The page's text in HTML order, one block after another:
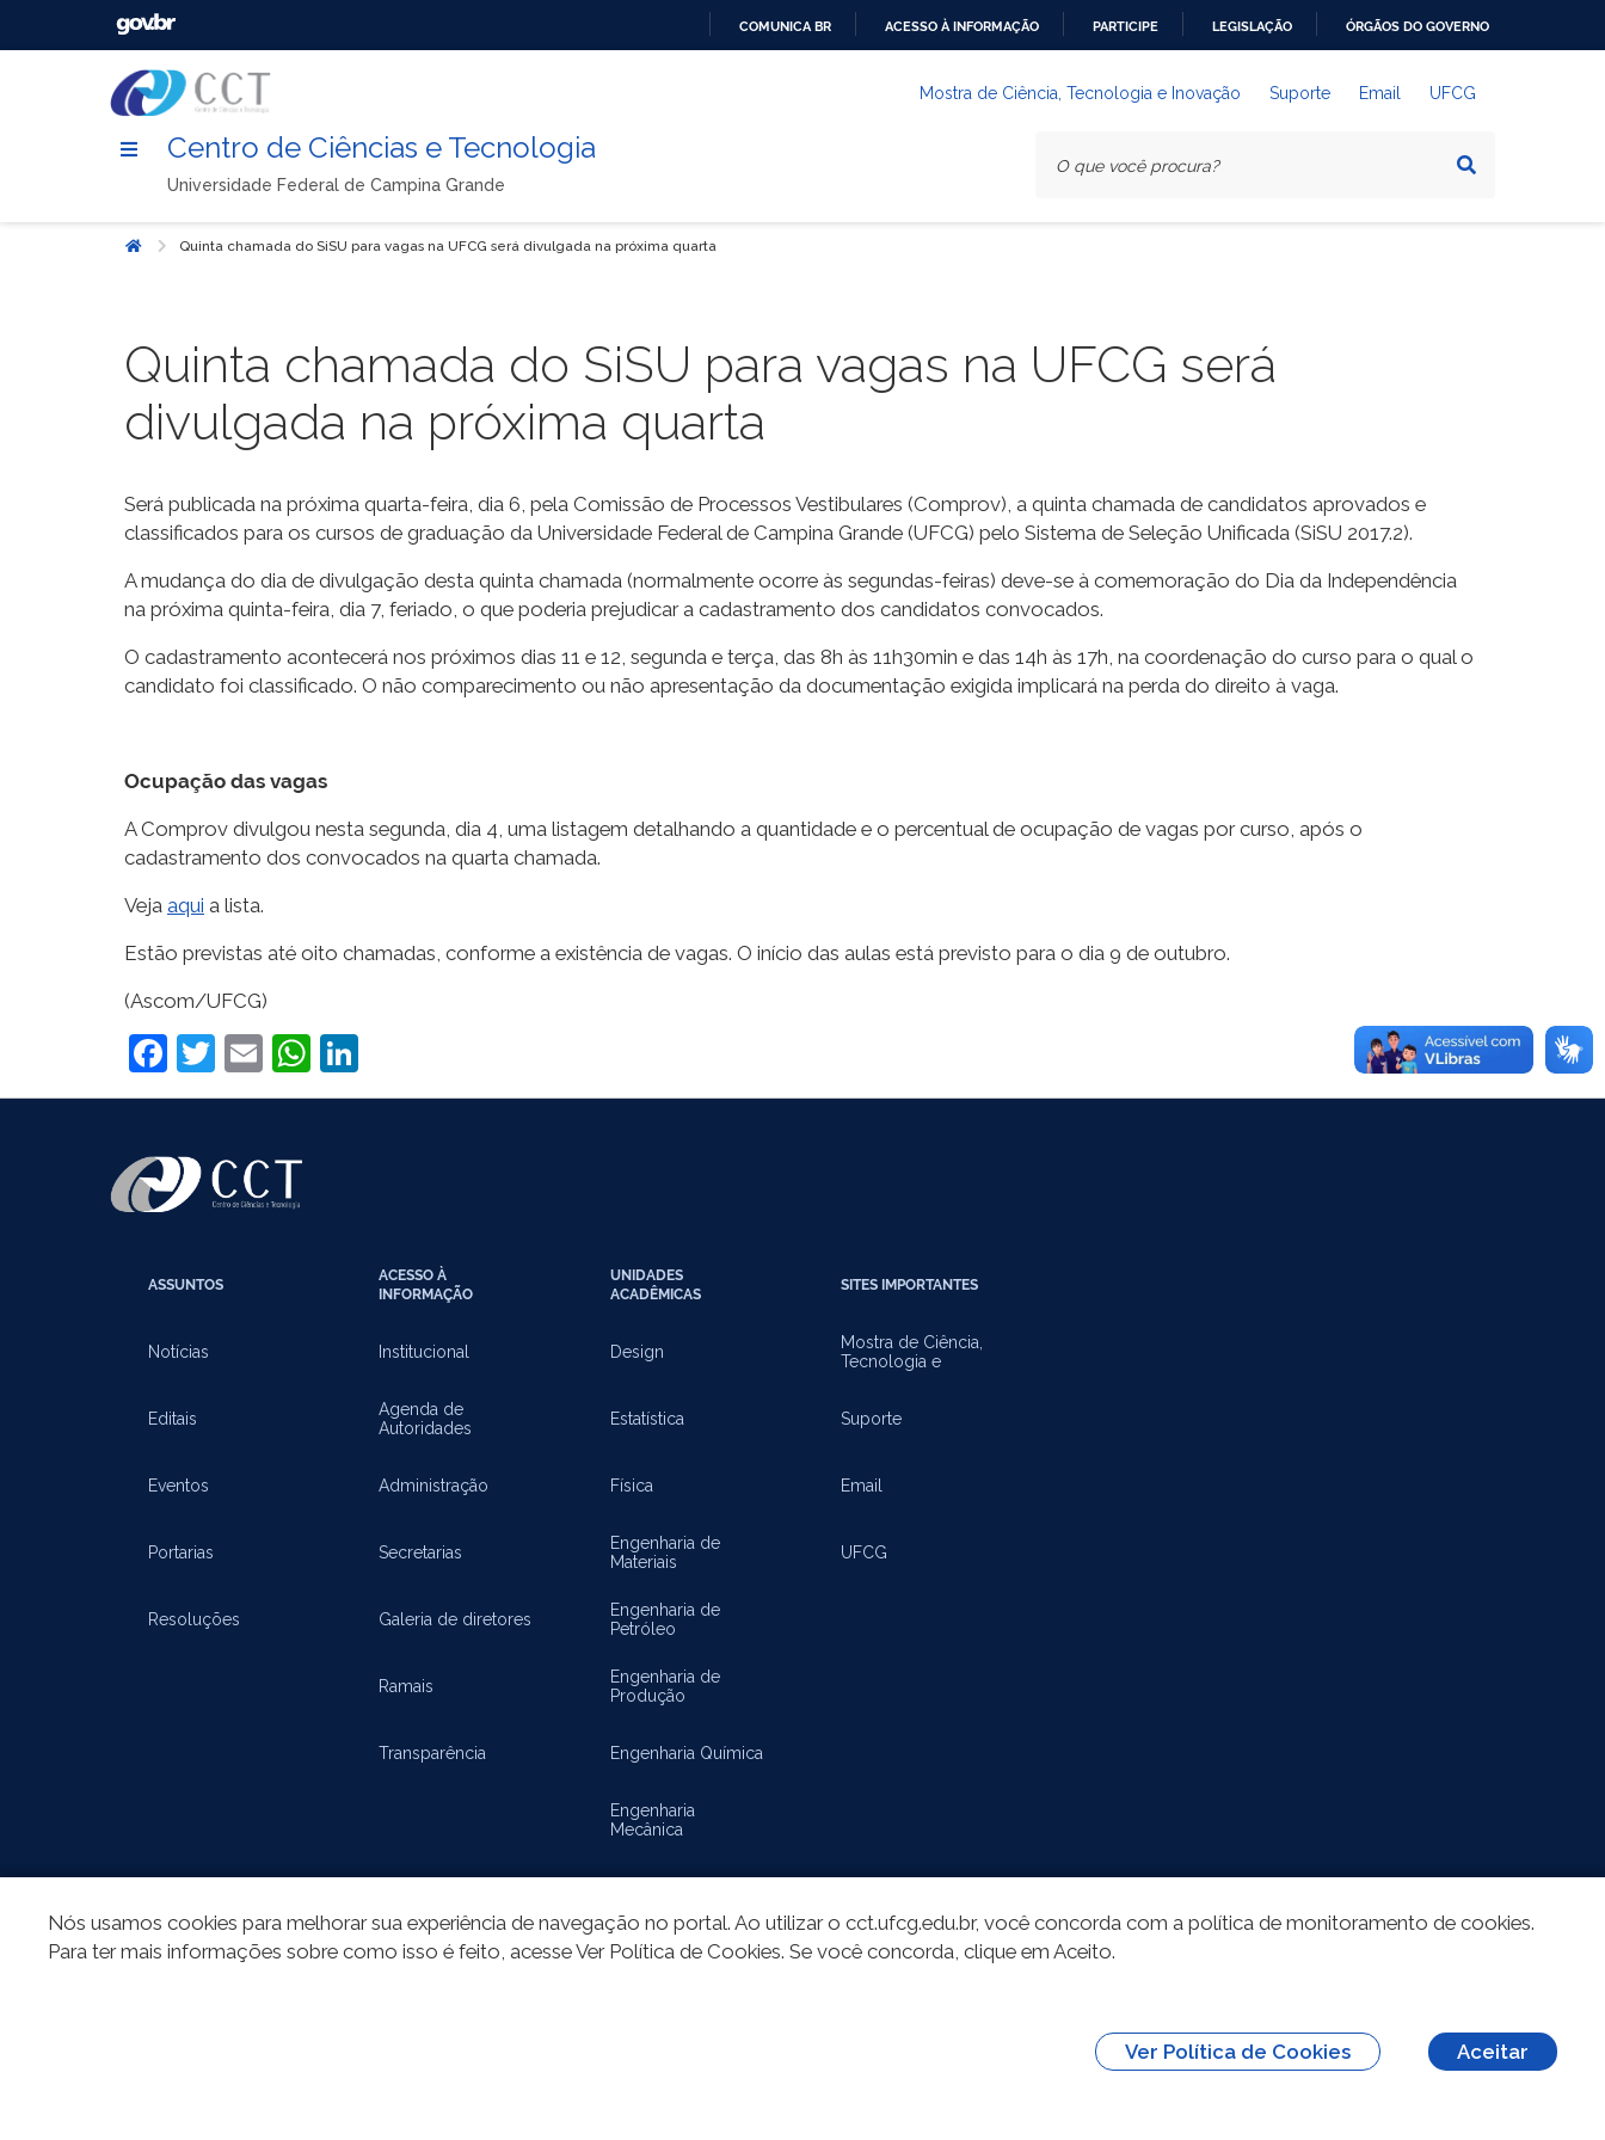
COMUNICA BR ACESSO À INFORMAÇÃO PARTICIPE LEGISLAÇÃO ÓRGÃOS DO GOVERNO
Mostra de Ciência, Tecnologia e Inovação Suporte Email UFCG
Centro de Ciências e Tecnologia
Universidade Federal de Campina Grande
Início Quinta chamada do SiSU para vagas na UFCG será divulgada na próxima quarta
Quinta chamada do SiSU para vagas na UFCG será
divulgada na próxima quarta
Será publicada na próxima quarta-feira, dia 6, pela Comissão de Processos Vestibulares (Comprov), a quinta chamada de candidatos aprovados e
classificados para os cursos de graduação da Universidade Federal de Campina Grande (UFCG) pelo Sistema de Seleção Unificada (SiSU 2017.2).
A mudança do dia de divulgação desta quinta chamada (normalmente ocorre às segundas-feiras) deve-se à comemoração do Dia da Independência
na próxima quinta-feira, dia 7, feriado, o que poderia prejudicar a cadastramento dos candidatos convocados.
O cadastramento acontecerá nos próximos dias 11 e 12, segunda e terça, das 8h às 11h30min e das 14h às 17h, na coordenação do curso para o qual o
candidato foi classificado. O não comparecimento ou não apresentação da documentação exigida implicará na perda do direito à vaga.
Ocupação das vagas
A Comprov divulgou nesta segunda, dia 4, uma listagem detalhando a quantidade e o percentual de ocupação de vagas por curso, após o
cadastramento dos convocados na quarta chamada.
Veja aqui a lista.
Estão previstas até oito chamadas, conforme a existência de vagas. O início das aulas está previsto para o dia 9 de outubro.
(Ascom/UFCG)
Facebook
Twitter
EmailWhatsApp
ASSUNTOS
Notícias
Editais
Eventos
Portarias
Resoluções
ACESSO À
INFORMAÇÃO
Institucional
Agenda de
Autoridades
Administração
Secretarias
Galeria de diretores
Ramais
Transparência
UNIDADES
ACADÊMICAS
Design
Estatística
Física
Engenharia de
Materiais
Engenharia de
Petróleo
Engenharia de
Produção
Engenharia Química
Engenharia
Mecânica
SITES IMPORTANTES
Mostra de Ciência,
Tecnologia e
Suporte
Email
UFCG
Nós usamos cookies para melhorar sua experiência de navegação no portal. Ao utilizar o cct.ufcg.edu.br, você concorda com a política de monitoramento de cookies.
Para ter mais informações sobre como isso é feito, acesse Ver Política de Cookies. Se você concorda, clique em Aceito.
Ver Política de Cookies Aceitar